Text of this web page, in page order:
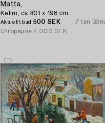
Matta,
Kelim, ca 301 x 198 cm.
Aktuellt bud 500 SEK
7 tim 33m
Utropspris 4 000 SEK